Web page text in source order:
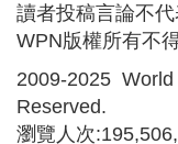
讀者投稿言論不
WPN版權所有不
2009-2025 World
Reserved.
瀏覽人次